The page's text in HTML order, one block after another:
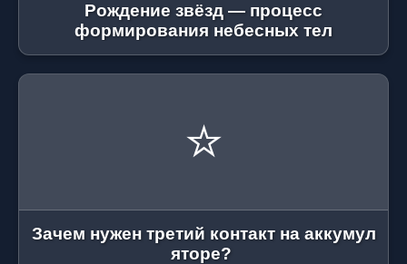
Рождение звёзд — процесс
формирования небесных тел
⭐
Зачем нужен третий контакт на аккумул
яторе?